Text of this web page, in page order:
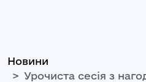
Новини
Урочиста сесія з